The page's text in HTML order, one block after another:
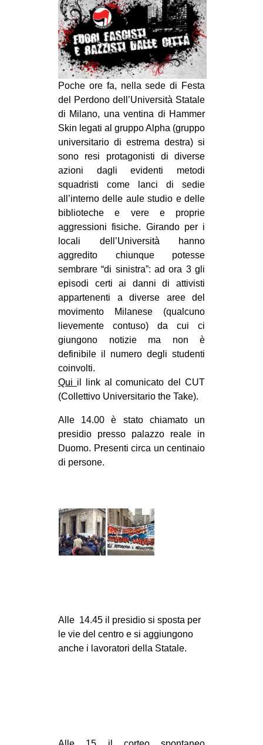
SPORT POPOLARE
MOVIMENTI
AMBIENTE
ANTIFASCISMO
DIRITTO ALL’ABITARE
GENERI
MIGRAZIONI
PRECARIATO
REPRESSIONE
CULTURE
ARTE
CINEMA
MUSICA
RECENSIONI
INTERNAZIONALE
AFRICA
AMERICHE
ESTREMO ORIENTE
EUROPA
MEDIO ORIENTE
in
Fb
ms
SEARCH
Poche ore fa, nella sede di Festa
del Perdono dell’Università Statale
di Milano, una ventina di Hammer
Skin legati al gruppo Alpha (gruppo
universitario di estrema destra) si
sono resi protagonisti di diverse
azioni dagli evidenti metodi
squadristi come lanci di sedie
all’interno delle aule studio e delle
biblioteche e vere e proprie
aggressioni fisiche. Girando per i
locali dell’Università hanno
aggredito chiunque potesse
sembrare “di sinistra”: ad ora 3 gli
episodi certi ai danni di attivisti
appartenenti a diverse aree del
movimento Milanese (qualcuno
lievemente contuso) da cui ci
giungono notizie ma non è
definibile il numero degli studenti
coinvolti.
Qui il link al comunicato del CUT
(Collettivo Universitario the Take).
Alle 14.00 è stato chiamato un
presidio presso palazzo reale in
Duomo. Presenti circa un centinaio
di persone.
Alle 14.45 il presidio si sposta per
le vie del centro e si aggiungono
anche i lavoratori della Statale.